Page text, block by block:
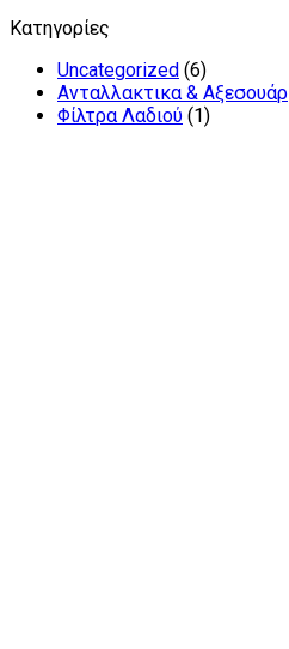
Κατηγορίες
Uncategorized (6)
Ανταλλακτικα & Αξεσουάρ
Φίλτρα Λαδιού (1)